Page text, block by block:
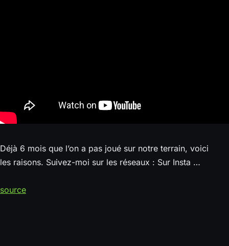
Déjà 6 mois que l’on a pas joué sur notre terrain, voici
les raisons. Suivez-moi sur les réseaux : Sur Insta …
source